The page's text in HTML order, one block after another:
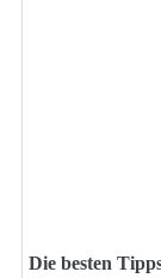
Die besten